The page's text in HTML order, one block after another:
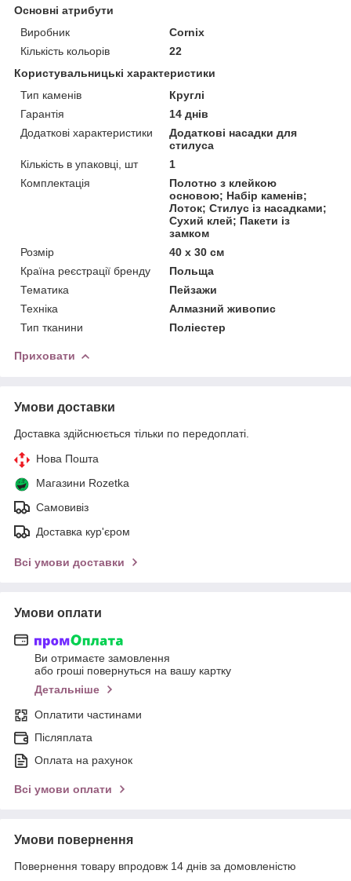
Основні атрибути
Виробник
Cornix
Кількість кольорів
22
Користувальницькі характеристики
Тип каменів
Круглі
Гарантія
14 днів
Додаткові характеристики
Додаткові насадки для
стилуса
Кількість в упаковці, шт
1
Комплектація
Полотно з клейкою
основою; Набір каменів;
Лоток; Стилус із насадками;
Сухий клей; Пакети із
замком
Розмір
40 x 30 см
Країна реєстрації бренду
Польща
Тематика
Пейзажи
Техніка
Алмазний живопис
Тип тканини
Поліестер
Приховати
Умови доставки
Доставка здійснюється тільки по передоплаті.
Нова Пошта
Магазини Rozetka
Самовивіз
Доставка кур'єром
Всі умови доставки
Умови оплати
Ви отримаєте замовлення
або гроші повернуться на вашу картку
Детальніше
Оплатити частинами
Післяплата
Оплата на рахунок
Всі умови оплати
Умови повернення
Повернення товару впродовж 14 днів за домовленістю